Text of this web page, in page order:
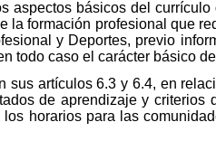
aspectos básicos del
la formación profesional que
y Deportes, previo
todo caso el carácter básico
sus artículos 6.3 y 6.4, en
de aprendizaje y
horarios para las